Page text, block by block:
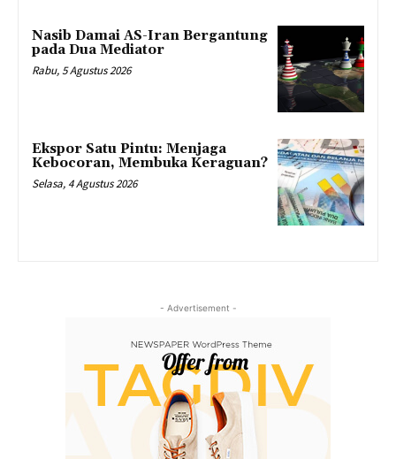
Nasib Damai AS-Iran Bergantung
pada Dua Mediator
Rabu, 5 Agustus 2026
Ekspor Satu Pintu: Menjaga
Kebocoran, Membuka Keraguan?
Selasa, 4 Agustus 2026
- Advertisement -